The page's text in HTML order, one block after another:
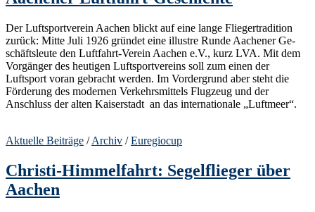
Der Luftsportverein Aachen blickt auf eine lange Fliegertradition
zurück: Mitte Juli 1926 gründet eine illustre Runde Aachener Ge­
schäftsleute den Luftfahrt-Verein Aachen e.V., kurz LVA. Mit dem
Vorgänger des heutigen Luftsportvereins soll zum einen der
Luftsport voran gebracht werden. Im Vordergrund aber steht die
Förderung des modernen Verkehrsmittels Flugzeug und der
Anschluss der alten Kaiserstadt an das internationale „Luftmeer“.
Aktuelle Beiträge /Archiv /Euregiocup
Christi-Himmelfahrt: Segelflieger über
Aachen